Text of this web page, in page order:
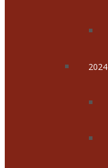
2024